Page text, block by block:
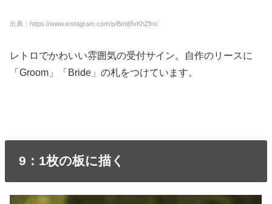
出典：https://www.instagram.com/p/Bmit8vKhZfm/
レトロでかわいい雰囲気の受付サイン。自作のリースに
「Groom」「Bride」の札をつけています。
9：1枚の板に描く